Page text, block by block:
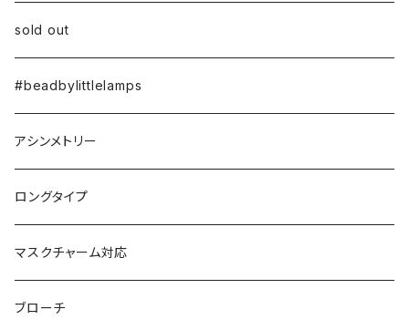
sold out
#beadbylittlelamps
アシンメトリー
ロングタイプ
マスクチャーム対応
ブローチ